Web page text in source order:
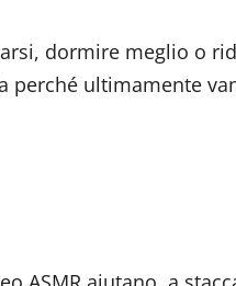
dormire meglio o
perché ultimamente